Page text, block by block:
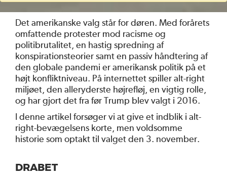
Det amerikanske valg står for døren. Med forårets
omfattende protester mod racisme og
politibrutalitet, en hastig spredning af
konspirationsteorier samt en passiv håndtering af
den globale pandemi er amerikansk politik på et
højt konfliktniveau. På internettet spiller alt-right
miljøet, den alleryderste højrefløj, en vigtig rolle,
og har gjort det fra før Trump blev valgt i 2016.
I denne artikel forsøger vi at give et indblik i alt-
right-bevægelsens korte, men voldsomme
historie som optakt til valget den 3. november.
DRABET